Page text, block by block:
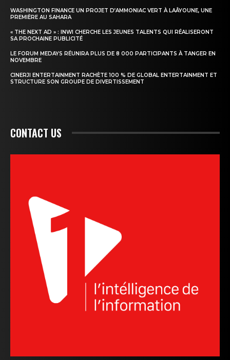
WASHINGTON FINANCE UN PROJET D’AMMONIAC VERT À LAÂYOUNE, UNE
PREMIÈRE AU SAHARA
« THE NEXT AD » : INWI CHERCHE LES JEUNES TALENTS QUI RÉALISERONT
SA PROCHAINE PUBLICITÉ
LE FORUM MEDAYS RÉUNIRA PLUS DE 8 000 PARTICIPANTS À TANGER EN
NOVEMBRE
CINERJI ENTERTAINMENT RACHÈTE 100 % DE GLOBAL ENTERTAINMENT ET
STRUCTURE SON GROUPE DE DIVERTISSEMENT
CONTACT US